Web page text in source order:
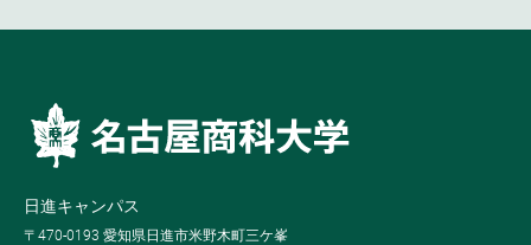
日進キャンパス
〒470-0193 愛知県日進市米野木町三ケ峯